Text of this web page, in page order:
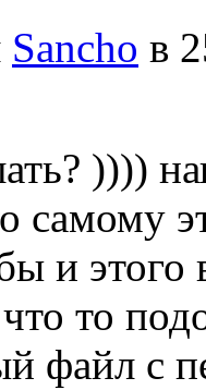
Sancho в
))))
самому
и этого
то
файл с